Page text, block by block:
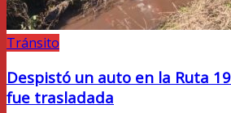
Tránsito
Despistó un auto en la Ruta
fue trasladada